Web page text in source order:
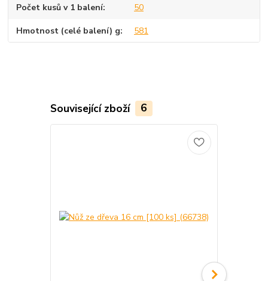
Počet kusů v 1 balení 50
Hmotnost (celé balení) g 581
Související zboží 6